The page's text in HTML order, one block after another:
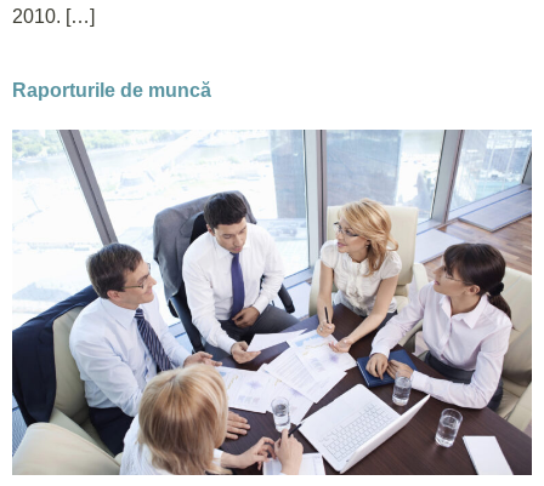
2010. […]
Raporturile de muncă